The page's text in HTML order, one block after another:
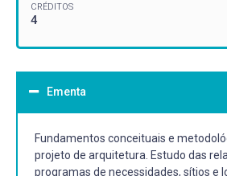
CRÉDITOS
4
Ementa
Fundamentos conceituais e
projeto de arquitetura. Estudo das
programas de necessidades, sítios e